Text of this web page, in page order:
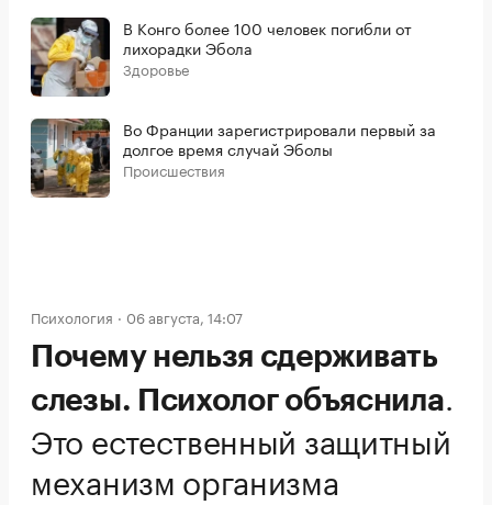
В Конго более 100 человек погибли от
лихорадки Эбола
Здоровье
Во Франции зарегистрировали первый за
долгое время случай Эболы
Происшествия
Психология 06 августа, 14:07
Почему нельзя сдерживать
слезы. Психолог объяснила.
Это естественный защитный
механизм организма